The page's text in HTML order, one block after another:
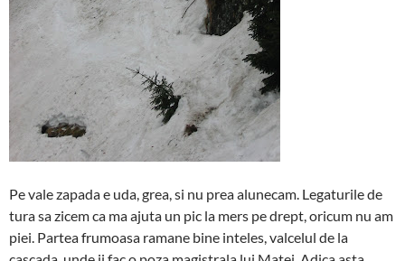
Pe vale zapada e uda, grea, si nu prea alunecam. Legaturile de
tura sa zicem ca ma ajuta un pic la mers pe drept, oricum nu am
piei. Partea frumoasa ramane bine inteles, valcelul de la